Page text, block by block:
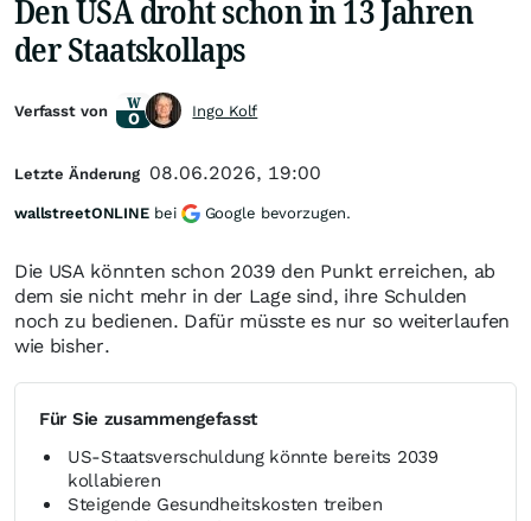
Den USA droht schon in 13 Jahren
der Staatskollaps
Die USA könnten schon 2039 den Punkt erreichen, ab
dem sie nicht mehr in der Lage sind, ihre Schulden
noch zu bedienen. Dafür müsste es nur so weiterlaufen
wie bisher.
Für Sie zusammengefasst
US-Staatsverschuldung könnte bereits 2039
kollabieren
Steigende Gesundheitskosten treiben
Verfasst von Ingo Kolf
Letzte Änderung 08.06.2026, 19:00
wallstreetONLINE bei Google bevorzugen.